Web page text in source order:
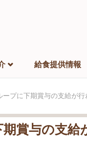
給食提供情報
プに下期賞与の支給が行
賞与の支給